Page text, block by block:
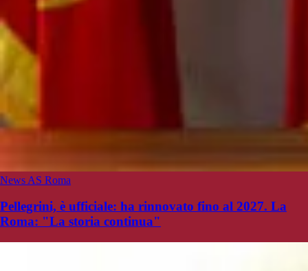
News AS Roma
Pellegrini, è ufficiale: ha rinnovato fino al 2027. La
Roma: "La storia continua"